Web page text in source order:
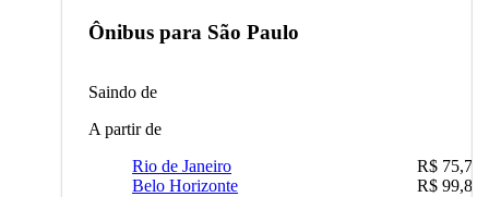
Ônibus para São Paulo
Saindo de
A partir de
Rio de Janeiro
R$ 75,77
Belo Horizonte
R$ 99,89